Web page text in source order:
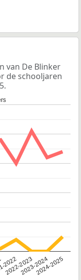
van De Blinker
de schooljaren
2022
2022-20232023-20242024-2025